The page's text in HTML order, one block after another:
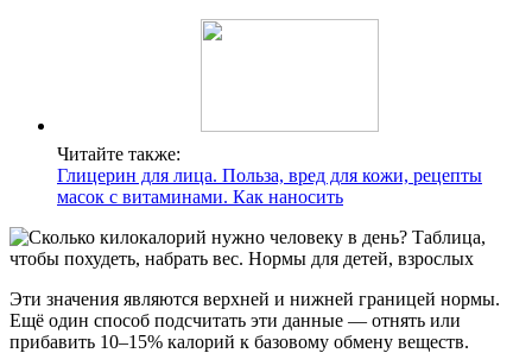
Читайте также:
Глицерин для лица. Польза, вред для кожи, рецепты
масок с витаминами. Как наносить
Эти значения являются верхней и нижней границей нормы.
Ещё один способ подсчитать эти данные — отнять или
прибавить 10–15% калорий к базовому обмену веществ.